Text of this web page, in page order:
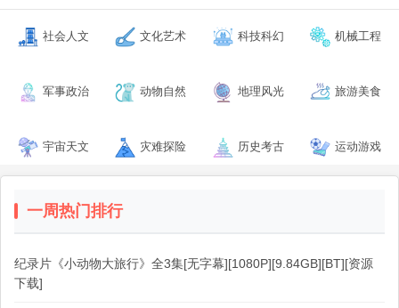
社会人文 文化艺术 科技科幻 机械工程
军事政治 动物自然 地理风光 旅游美食
宇宙天文 灾难探险 历史考古 运动游戏
一周热门排行
纪录片《小动物大旅行》全3集[无字幕][1080P][9.84GB][BT][资源
下载]